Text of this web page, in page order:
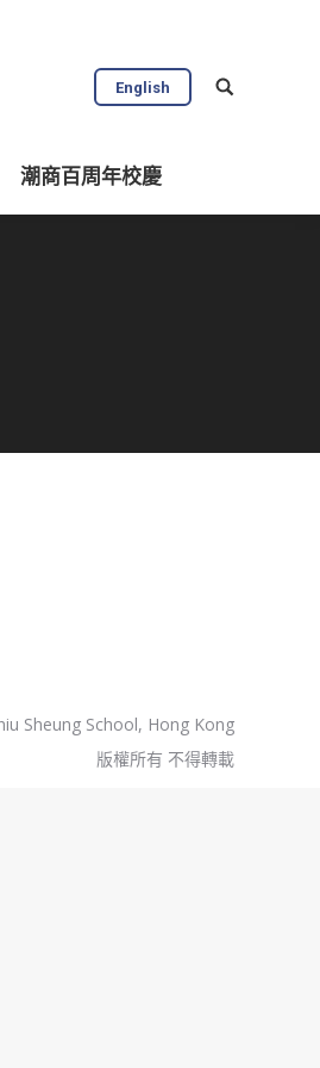
English
潮商百周年校慶
Sheung School, Hong Kong
版權所有 不得轉載